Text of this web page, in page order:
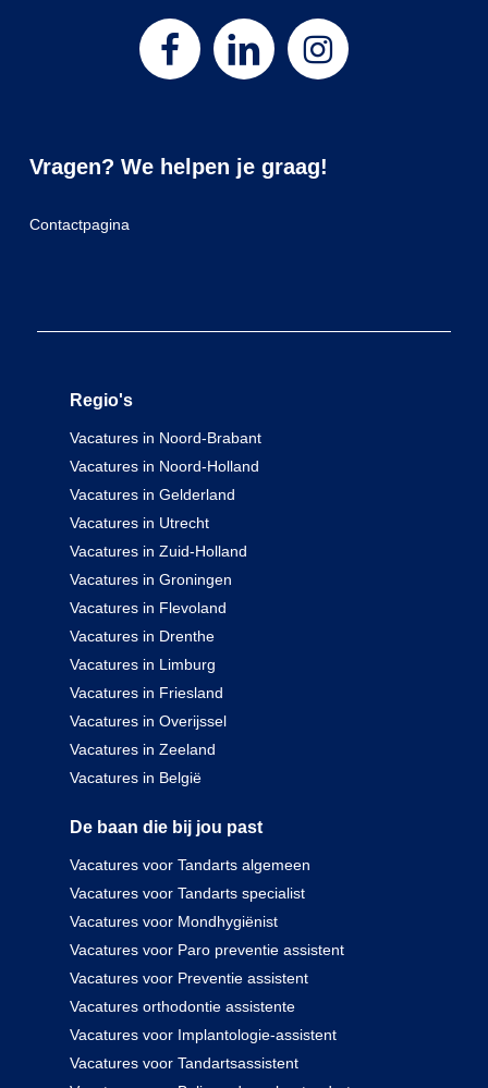
Vragen? We helpen je graag!
Contactpagina
Regio's
Vacatures in Noord-Brabant
Vacatures in Noord-Holland
Vacatures in Gelderland
Vacatures in Utrecht
Vacatures in Zuid-Holland
Vacatures in Groningen
Vacatures in Flevoland
Vacatures in Drenthe
Vacatures in Limburg
Vacatures in Friesland
Vacatures in Overijssel
Vacatures in Zeeland
Vacatures in België
De baan die bij jou past
Vacatures voor Tandarts algemeen
Vacatures voor Tandarts specialist
Vacatures voor Mondhygiënist
Vacatures voor Paro preventie assistent
Vacatures voor Preventie assistent
Vacatures orthodontie assistente
Vacatures voor Implantologie-assistent
Vacatures voor Tandartsassistent